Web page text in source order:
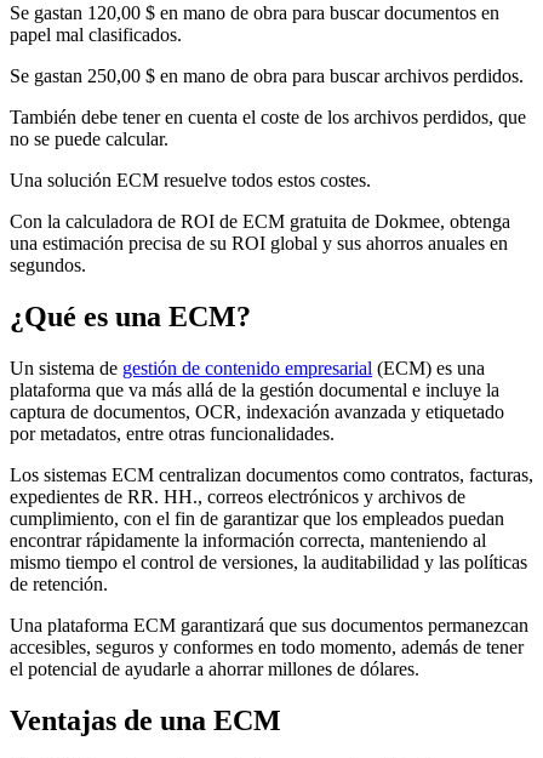
Se gastan 120,00 $ en mano de obra para buscar documentos en
papel mal clasificados.
Se gastan 250,00 $ en mano de obra para buscar archivos perdidos.
También debe tener en cuenta el coste de los archivos perdidos, que
no se puede calcular.
Una solución ECM resuelve todos estos costes.
Con la calculadora de ROI de ECM gratuita de Dokmee, obtenga
una estimación precisa de su ROI global y sus ahorros anuales en
segundos.
¿Qué es una ECM?
Un sistema de gestión de contenido empresarial (ECM) es una
plataforma que va más allá de la gestión documental e incluye la
captura de documentos, OCR, indexación avanzada y etiquetado
por metadatos, entre otras funcionalidades.
Los sistemas ECM centralizan documentos como contratos, facturas,
expedientes de RR. HH., correos electrónicos y archivos de
cumplimiento, con el fin de garantizar que los empleados puedan
encontrar rápidamente la información correcta, manteniendo al
mismo tiempo el control de versiones, la auditabilidad y las políticas
de retención.
Una plataforma ECM garantizará que sus documentos permanezcan
accesibles, seguros y conformes en todo momento, además de tener
el potencial de ayudarle a ahorrar millones de dólares.
Ventajas de una ECM